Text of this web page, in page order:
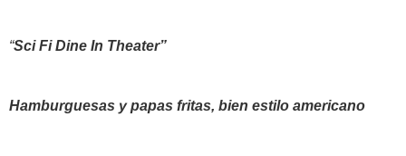
“Sci Fi Dine In Theater”
Hamburguesas y papas fritas, bien estilo americano